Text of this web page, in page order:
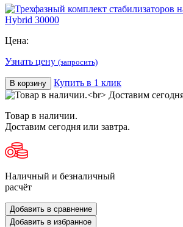
Цена:
Узнать цену (запросить)
В корзину Купить в 1 клик
Товар в наличии.
Доставим сегодня или завтра.
Наличный и безналичный
расчёт
Добавить в сравнение
Добавить в избранное